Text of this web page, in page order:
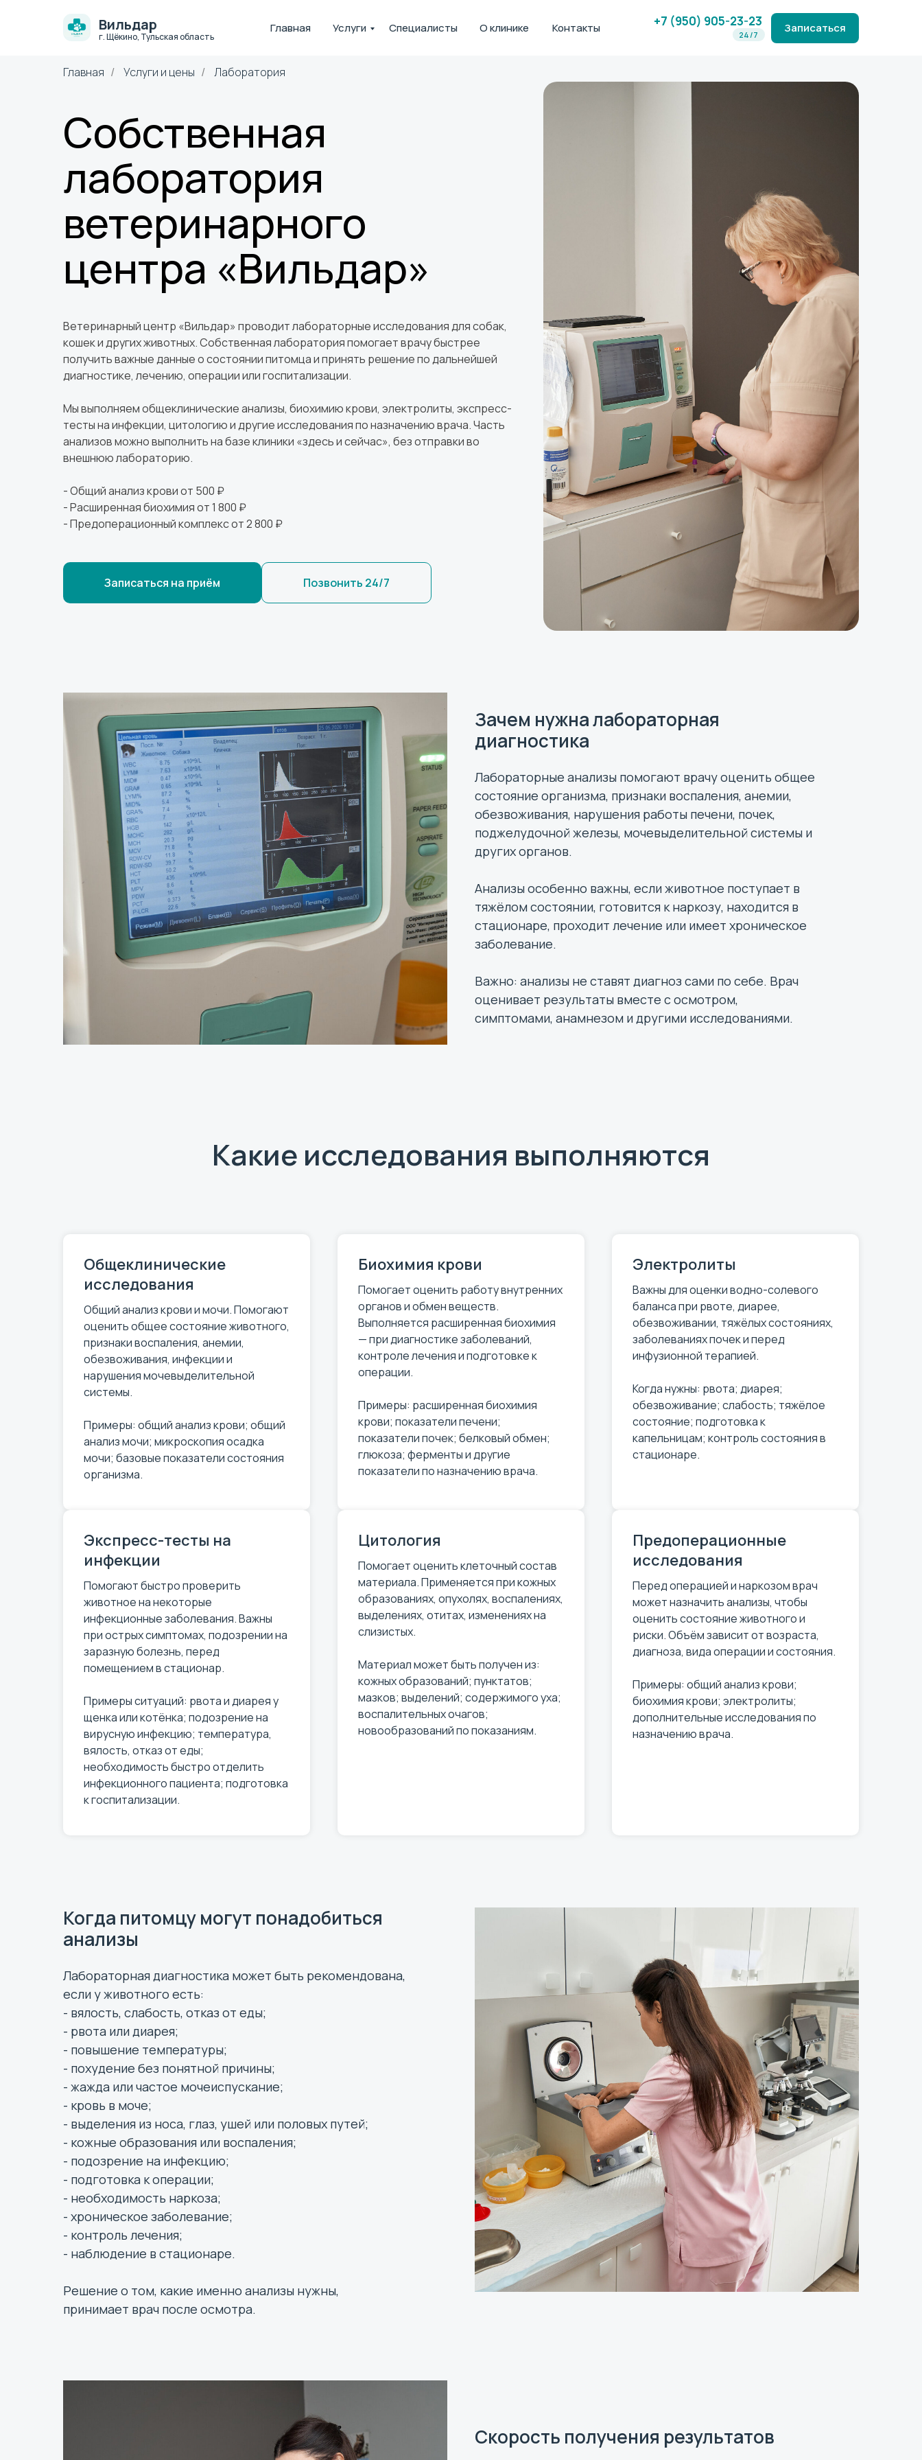
Записаться
24/7
+7 (950) 905-23-23
Контакты
О клинике
Специалисты
Услуги
Главная
г. Щёкино, Тульская область
Вильдар
Главная / Услуги и цены / Лаборатория
Собственная
лаборатория
ветеринарного
центра «Вильдар»
Ветеринарный центр «Вильдар» проводит лабораторные исследования для собак,
кошек и других животных. Собственная лаборатория помогает врачу быстрее
получить важные данные о состоянии питомца и принять решение по дальнейшей
диагностике, лечению, операции или госпитализации.
Мы выполняем общеклинические анализы, биохимию крови, электролиты, экспресс-
тесты на инфекции, цитологию и другие исследования по назначению врача. Часть
анализов можно выполнить на базе клиники «здесь и сейчас», без отправки во
внешнюю лабораторию.
- Общий анализ крови от 500 ₽
- Расширенная биохимия от 1 800 ₽
- Предоперационный комплекс от 2 800 ₽
Записаться на приём Позвонить 24/7
Зачем нужна лабораторная
диагностика
Лабораторные анализы помогают врачу оценить общее
состояние организма, признаки воспаления, анемии,
обезвоживания, нарушения работы печени, почек,
поджелудочной железы, мочевыделительной системы и
других органов.
Анализы особенно важны, если животное поступает в
тяжёлом состоянии, готовится к наркозу, находится в
стационаре, проходит лечение или имеет хроническое
заболевание.
Важно: анализы не ставят диагноз сами по себе. Врач
оценивает результаты вместе с осмотром,
симптомами, анамнезом и другими исследованиями.
Какие исследования выполняются
Общеклинические
исследования
Общий анализ крови и мочи. Помогают
оценить общее состояние животного,
признаки воспаления, анемии,
обезвоживания, инфекции и
нарушения мочевыделительной
системы.
Примеры: общий анализ крови; общий
анализ мочи; микроскопия осадка
мочи; базовые показатели состояния
организма.
Биохимия крови
Помогает оценить работу внутренних
органов и обмен веществ.
Выполняется расширенная биохимия
— при диагностике заболеваний,
контроле лечения и подготовке к
операции.
Примеры: расширенная биохимия
крови; показатели печени;
показатели почек; белковый обмен;
глюкоза; ферменты и другие
показатели по назначению врача.
Электролиты
Важны для оценки водно-солевого
баланса при рвоте, диарее,
обезвоживании, тяжёлых состояниях,
заболеваниях почек и перед
инфузионной терапией.
Когда нужны: рвота; диарея;
обезвоживание; слабость; тяжёлое
состояние; подготовка к
капельницам; контроль состояния в
стационаре.
Экспресс-тесты на
инфекции
Помогают быстро проверить
животное на некоторые
инфекционные заболевания. Важны
при острых симптомах, подозрении на
заразную болезнь, перед
помещением в стационар.
Примеры ситуаций: рвота и диарея у
щенка или котёнка; подозрение на
вирусную инфекцию; температура,
вялость, отказ от еды;
необходимость быстро отделить
инфекционного пациента; подготовка
к госпитализации.
Цитология
Помогает оценить клеточный состав
материала. Применяется при кожных
образованиях, опухолях, воспалениях,
выделениях, отитах, изменениях на
слизистых.
Материал может быть получен из:
кожных образований; пунктатов;
мазков; выделений; содержимого уха;
воспалительных очагов;
новообразований по показаниям.
Предоперационные
исследования
Перед операцией и наркозом врач
может назначить анализы, чтобы
оценить состояние животного и
риски. Объём зависит от возраста,
диагноза, вида операции и состояния.
Примеры: общий анализ крови;
биохимия крови; электролиты;
дополнительные исследования по
назначению врача.
Когда питомцу могут понадобиться
анализы
Лабораторная диагностика может быть рекомендована,
если у животного есть:
- вялость, слабость, отказ от еды;
- рвота или диарея;
- повышение температуры;
- похудение без понятной причины;
- жажда или частое мочеиспускание;
- кровь в моче;
- выделения из носа, глаз, ушей или половых путей;
- кожные образования или воспаления;
- подозрение на инфекцию;
- подготовка к операции;
- необходимость наркоза;
- хроническое заболевание;
- контроль лечения;
- наблюдение в стационаре.
Решение о том, какие именно анализы нужны,
принимает врач после осмотра.
Скорость получения результатов